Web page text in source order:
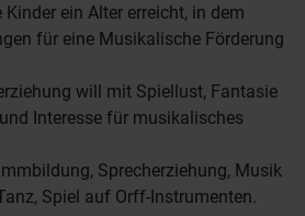
ein Alter erreicht, in dem
für eine Musikalische Förderung
will mit Spiellust, Fantasie
Interesse für musikalisches
Sprecherziehung, Musik
Spiel auf Orff-Instrumenten.